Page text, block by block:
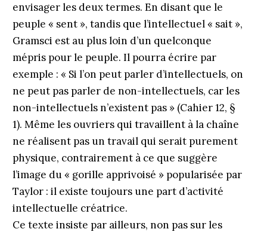
envisager les deux termes. En disant que le
peuple « sent », tandis que l’intellectuel « sait »,
Gramsci est au plus loin d’un quelconque
mépris pour le peuple. Il pourra écrire par
exemple : « Si l’on peut parler d’intellectuels, on
ne peut pas parler de non-intellectuels, car les
non-intellectuels n’existent pas » (Cahier 12, §
1). Même les ouvriers qui travaillent à la chaîne
ne réalisent pas un travail qui serait purement
physique, contrairement à ce que suggère
l’image du « gorille apprivoisé » popularisée par
Taylor : il existe toujours une part d’activité
intellectuelle créatrice.
Ce texte insiste par ailleurs, non pas sur les